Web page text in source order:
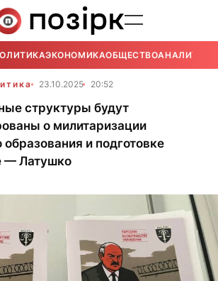
ЭКОНОМИКАОБЩЕСТВОАНАЛИТИКА
23.10.2025 20:52
структуры будут
о милитаризации
образования и подготовке
— Латушко